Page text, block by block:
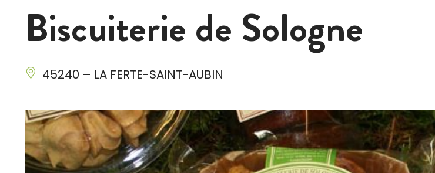
Biscuiterie de Sologne
45240 – LA FERTE-SAINT-AUBIN